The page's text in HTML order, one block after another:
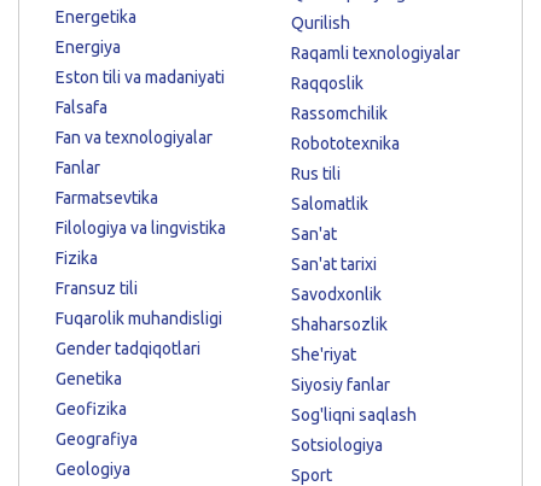
Energetika
Energiya
Eston tili va madaniyati
Falsafa
Fan va texnologiyalar
Fanlar
Farmatsevtika
Filologiya va lingvistika
Fizika
Fransuz tili
Fuqarolik muhandisligi
Gender tadqiqotlari
Genetika
Geofizika
Geografiya
Geologiya
Qurilish
Raqamli texnologiyalar
Raqqoslik
Rassomchilik
Robototexnika
Rus tili
Salomatlik
San'at
San'at tarixi
Savodxonlik
Shaharsozlik
She'riyat
Siyosiy fanlar
Sog'liqni saqlash
Sotsiologiya
Sport